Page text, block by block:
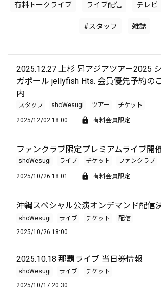
有料トークライブ ライブ配信 テレビ
#スタッフ 雑誌
2025.12.27 上杉 昇アジアツアー2025
ガポール jellyfish Hts. 会員優先予約の
内
スタッフ shoWesugi ツアー チケット
2025/12/02 18:00 有料会員限定
ファンクラブ限定プレミアムライブ開
shoWesugi ライブ チケット ファンクラブ
2025/10/26 18:01 有料会員限定
沖縄スペシャル公演オンデマンド配信
shoWesugi ライブ チケット
配信
2025/10/26 18:00
2025.10.18 那覇ライブ 当日券情報
shoWesugi ライブ
チケット
2025/10/17 20:30